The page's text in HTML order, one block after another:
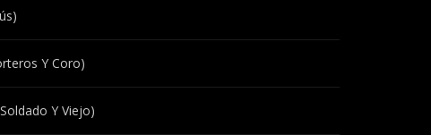
Y Coro)
Y Viejo)